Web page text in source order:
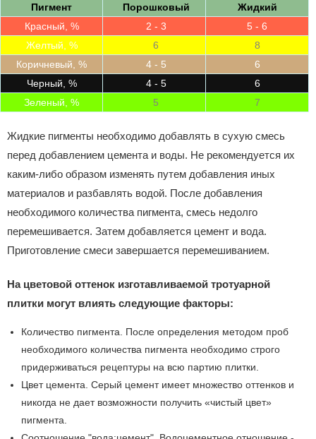
Пигмент Порошковый
Жидкий
Красный, %
2 - 3
5 - 6
Желтый, %
6
8
Коричневый, %
4 - 5
6
Черный, %
4 - 5
6
Зеленый, %
5 7
Жидкие пигменты необходимо добавлять в сухую смесь
перед добавлением цемента и воды. Не рекомендуется их
каким-либо образом изменять путем добавления иных
материалов и разбавлять водой. После добавления
необходимого количества пигмента, смесь недолго
перемешивается. Затем добавляется цемент и вода.
Приготовление смеси завершается перемешиванием.
На цветовой оттенок изготавливаемой тротуарной
плитки могут влиять следующие факторы:
Количество пигмента. После определения методом проб
необходимого количества пигмента необходимо строго
придерживаться рецептуры на всю партию плитки.
Цвет цемента. Серый цемент имеет множество оттенков и
никогда не дает возможности получить «чистый цвет»
пигмента.